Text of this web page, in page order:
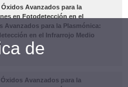
Avanzados para la
en Fotodetección en el
Avanzados para la Plasmónica:
en el Infrarrojo Medio
Avanzados para la
de